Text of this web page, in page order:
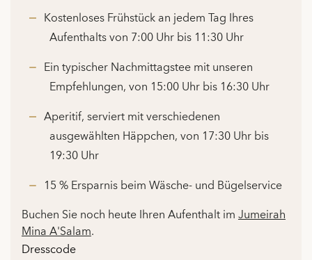
Kostenloses Frühstück an jedem Tag Ihres
Aufenthalts von 7:00 Uhr bis 11:30 Uhr
Ein typischer Nachmittagstee mit unseren
Empfehlungen, von 15:00 Uhr bis 16:30 Uhr
Aperitif, serviert mit verschiedenen
ausgewählten Häppchen, von 17:30 Uhr bis
19:30 Uhr
15 % Ersparnis beim Wäsche- und Bügelservice
Buchen Sie noch heute Ihren Aufenthalt imJumeirah
Mina A'Salam.
Dresscode